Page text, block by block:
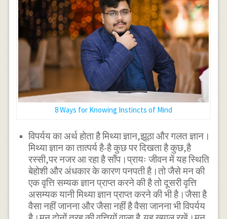
8 Ways for Knowing Instincts of Mind
विपर्यय का अर्थ होता है मिथ्या ज्ञान,झूठा और गलत ज्ञान।
मिथ्या ज्ञान का तात्पर्य है-है कुछ पर दिखता है कुछ,है
रस्सी,पर नजर आ रहा है साँप।प्रायः जीवन में यह स्थिति
बेहोशी और अंधकार के कारण पनपती है।तो जैसे मन की
एक वृत्ति सम्यक ज्ञान प्राप्त करने की है तो दूसरी वृत्ति
असम्यक यानी मिथ्या ज्ञान प्राप्त करने की भी है।जैसा है
वैसा नहीं जानना और जैसा नहीं है वैसा जानना भी विपर्यय